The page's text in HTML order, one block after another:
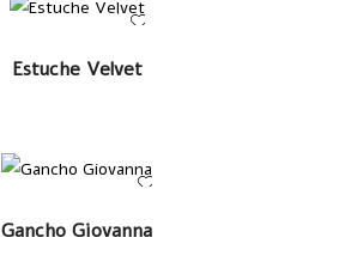
LEER MÁS
Estuche Velvet
LEER MÁS
Gancho Giovanna